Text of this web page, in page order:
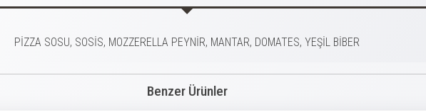
PİZZA SOSU, SOSİS, MOZZERELLA PEYNİR, MANTAR, DOMATES, YEŞİL BİBER
Benzer Ürünler